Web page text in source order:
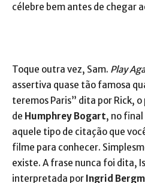
célebre bem antes de chegar
Toque outra vez, Sam. Play
assertiva quase tão famosa
teremos Paris” dita por Rick,
de Humphrey Bogart, no
aquele tipo de citação que
filme para conhecer.
existe. A frase nunca foi dita,
interpretada por Ingrid